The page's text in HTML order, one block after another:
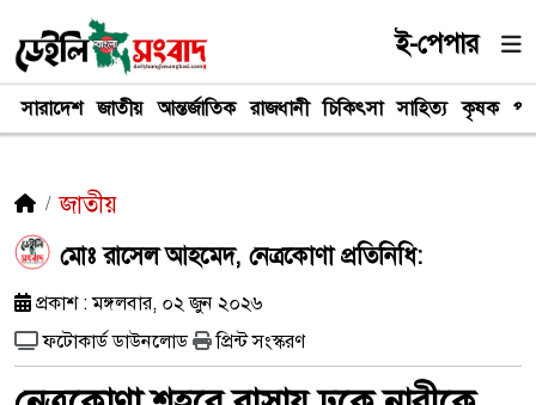
ই-পেপার
সারাদেশ জাতীয় আন্তর্জাতিক রাজধানী চিকিৎসা সাহিত্য কৃষক
জাতীয়
মোঃ রাসেল আহমেদ, নেত্রকোণা প্রতিনিধি:
প্রকাশ : মঙ্গলবার, ০২ জুন ২০২৬
ফটোকার্ড ডাউনলোড
প্রিন্ট সংস্করণ